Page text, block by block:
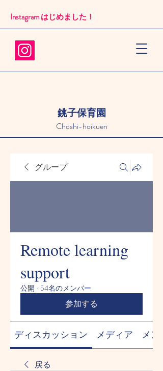
銚子保育園
Choshi-hoikuen
Instagram はじめました！​
グループ
Remote learning
support
公開 · 54名のメンバー
参加する
ディスカッション メディア メン
戻る